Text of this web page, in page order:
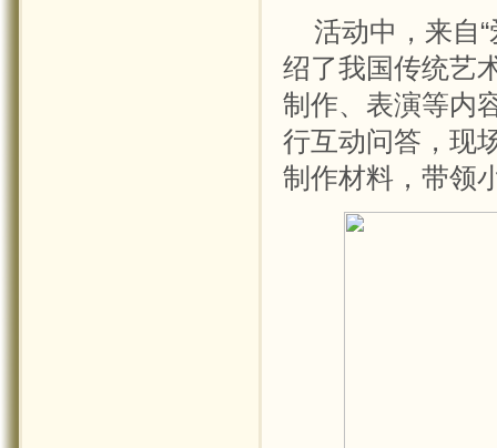
活动中，来自
绍了我国传统艺
制作、表演等内
行互动问答，现
制作材料，带领